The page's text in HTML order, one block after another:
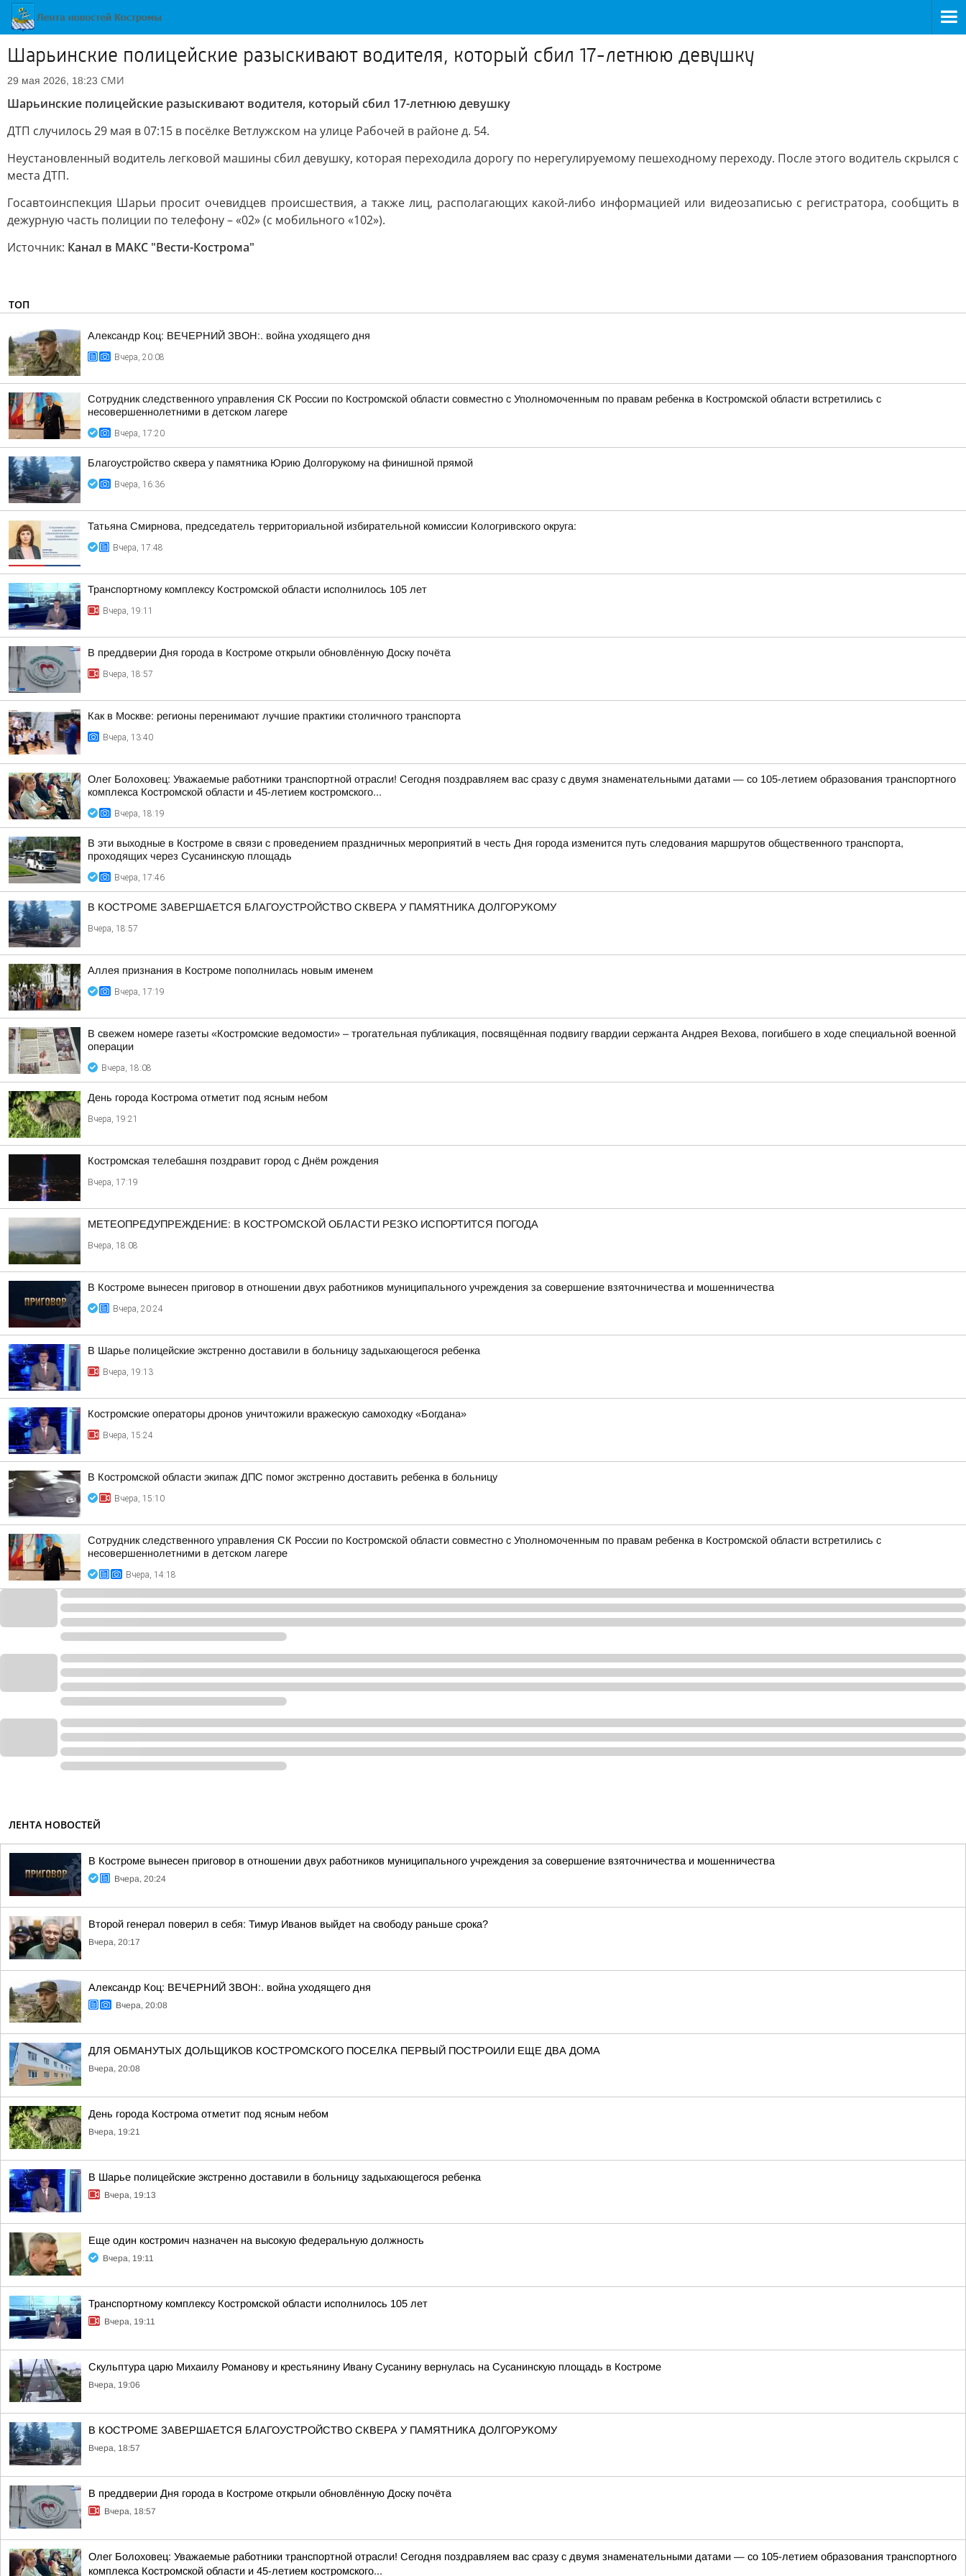
Шарьинские полицейские разыскивают водителя, который сбил 17-летнюю девушку
29 мая 2026, 18:23 СМИ
Шарьинские полицейские разыскивают водителя, который сбил 17-летнюю девушку
ДТП случилось 29 мая в 07:15 в посёлке Ветлужском на улице Рабочей в районе д. 54.
Неустановленный водитель легковой машины сбил девушку, которая переходила дорогу по нерегулируемому пешеходному переходу. После этого водитель скрылся с
места ДТП.
Госавтоинспекция Шарьи просит очевидцев происшествия, а также лиц, располагающих какой-либо информацией или видеозаписью с регистратора, сообщить в
дежурную часть полиции по телефону – «02» (с мобильного «102»).
Источник: Канал в МАКС "Вести-Кострома"
ТОП
Александр Коц: ВЕЧЕРНИЙ ЗВОН:. война уходящего дня
Вчера, 20:08
Сотрудник следственного управления СК России по Костромской области совместно с Уполномоченным по правам ребенка в Костромской области встретились с
несовершеннолетними в детском лагере
Вчера, 17:20
Благоустройство сквера у памятника Юрию Долгорукому на финишной прямой
Вчера, 16:36
Татьяна Смирнова, председатель территориальной избирательной комиссии Кологривского округа:
Вчера, 17:48
Транспортному комплексу Костромской области исполнилось 105 лет
Вчера, 19:11
В преддверии Дня города в Костроме открыли обновлённую Доску почёта
Вчера, 18:57
Как в Москве: регионы перенимают лучшие практики столичного транспорта
Вчера, 13:40
Олег Болоховец: Уважаемые работники транспортной отрасли! Сегодня поздравляем вас сразу с двумя знаменательными датами — со 105-летием образования транспортного
комплекса Костромской области и 45-летием костромского...
Вчера, 18:19
В эти выходные в Костроме в связи с проведением праздничных мероприятий в честь Дня города изменится путь следования маршрутов общественного транспорта,
проходящих через Сусанинскую площадь
Вчера, 17:46
В КОСТРОМЕ ЗАВЕРШАЕТСЯ БЛАГОУСТРОЙСТВО СКВЕРА У ПАМЯТНИКА ДОЛГОРУКОМУ
Вчера, 18:57
Аллея признания в Костроме пополнилась новым именем
Вчера, 17:19
В свежем номере газеты «Костромские ведомости» – трогательная публикация, посвящённая подвигу гвардии сержанта Андрея Вехова, погибшего в ходе специальной военной
операции
Вчера, 18:08
День города Кострома отметит под ясным небом
Вчера, 19:21
Костромская телебашня поздравит город с Днём рождения
Вчера, 17:19
МЕТЕОПРЕДУПРЕЖДЕНИЕ: В КОСТРОМСКОЙ ОБЛАСТИ РЕЗКО ИСПОРТИТСЯ ПОГОДА
Вчера, 18:08
В Костроме вынесен приговор в отношении двух работников муниципального учреждения за совершение взяточничества и мошенничества
Вчера, 20:24
В Шарье полицейские экстренно доставили в больницу задыхающегося ребенка
Вчера, 19:13
Костромские операторы дронов уничтожили вражескую самоходку «Богдана»
Вчера, 15:24
В Костромской области экипаж ДПС помог экстренно доставить ребенка в больницу
Вчера, 15:10
Сотрудник следственного управления СК России по Костромской области совместно с Уполномоченным по правам ребенка в Костромской области встретились с
несовершеннолетними в детском лагере
Вчера, 14:18
ЛЕНТА НОВОСТЕЙ
В Костроме вынесен приговор в отношении двух работников муниципального учреждения за совершение взяточничества и мошенничества
Вчера, 20:24
Второй генерал поверил в себя: Тимур Иванов выйдет на свободу раньше срока?
Вчера, 20:17
Александр Коц: ВЕЧЕРНИЙ ЗВОН:. война уходящего дня
Вчера, 20:08
ДЛЯ ОБМАНУТЫХ ДОЛЬЩИКОВ КОСТРОМСКОГО ПОСЕЛКА ПЕРВЫЙ ПОСТРОИЛИ ЕЩЕ ДВА ДОМА
Вчера, 20:08
День города Кострома отметит под ясным небом
Вчера, 19:21
В Шарье полицейские экстренно доставили в больницу задыхающегося ребенка
Вчера, 19:13
Еще один костромич назначен на высокую федеральную должность
Вчера, 19:11
Транспортному комплексу Костромской области исполнилось 105 лет
Вчера, 19:11
Скульптура царю Михаилу Романову и крестьянину Ивану Сусанину вернулась на Сусанинскую площадь в Костроме
Вчера, 19:06
В КОСТРОМЕ ЗАВЕРШАЕТСЯ БЛАГОУСТРОЙСТВО СКВЕРА У ПАМЯТНИКА ДОЛГОРУКОМУ
Вчера, 18:57
В преддверии Дня города в Костроме открыли обновлённую Доску почёта
Вчера, 18:57
Олег Болоховец: Уважаемые работники транспортной отрасли! Сегодня поздравляем вас сразу с двумя знаменательными датами — со 105-летием образования транспортного
комплекса Костромской области и 45-летием костромского...